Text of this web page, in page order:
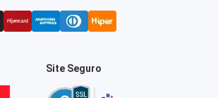
Site Seguro